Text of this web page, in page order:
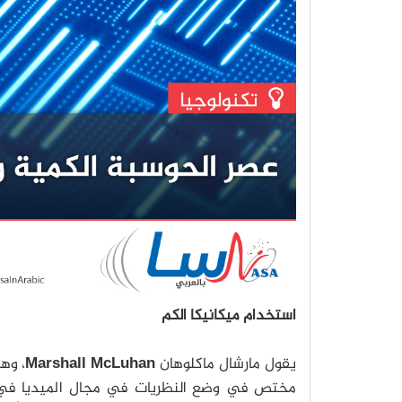
استخدام ميكانيكا الكم
يقول مارشال ماكلوهانMarshall McLuhan
،
مختص في وضع النظريات في مجال الميديا